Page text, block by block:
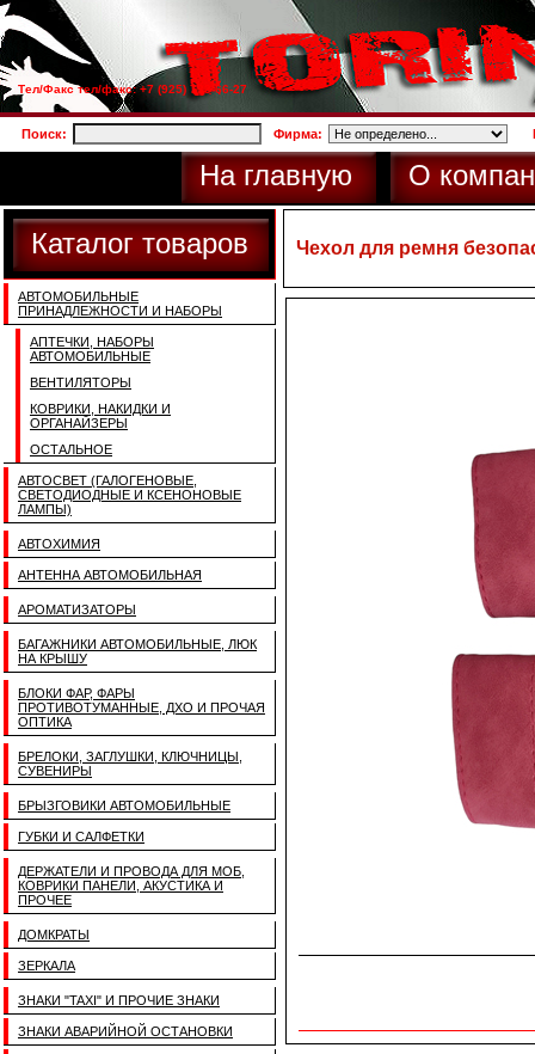
Тел/Факс тел/факс: +7 (925) 733-66-27
Поиск: Фирма:
На главную О
Каталог товаров
АВТОМОБИЛЬНЫЕ
ПРИНАДЛЕЖНОСТИ И НАБОРЫ
АПТЕЧКИ, НАБОРЫ
АВТОМОБИЛЬНЫЕ
ВЕНТИЛЯТОРЫ
КОВРИКИ, НАКИДКИ И
ОРГАНАЙЗЕРЫ
ОСТАЛЬНОЕ
АВТОСВЕТ (ГАЛОГЕНОВЫЕ,
СВЕТОДИОДНЫЕ И КСЕНОНОВЫЕ
ЛАМПЫ)
АВТОХИМИЯ
АНТЕННА АВТОМОБИЛЬНАЯ
АРОМАТИЗАТОРЫ
БАГАЖНИКИ АВТОМОБИЛЬНЫЕ, ЛЮК
НА КРЫШУ
БЛОКИ ФАР, ФАРЫ
ПРОТИВОТУМАННЫЕ, ДХО И ПРОЧАЯ
ОПТИКА
БРЕЛОКИ, ЗАГЛУШКИ, КЛЮЧНИЦЫ,
СУВЕНИРЫ
БРЫЗГОВИКИ АВТОМОБИЛЬНЫЕ
ГУБКИ И САЛФЕТКИ
ДЕРЖАТЕЛИ И ПРОВОДА ДЛЯ МОБ,
КОВРИКИ ПАНЕЛИ, АКУСТИКА И
ПРОЧЕЕ
ДОМКРАТЫ
ЗЕРКАЛА
ЗНАКИ "TAXI" И ПРОЧИЕ ЗНАКИ
ЗНАКИ АВАРИЙНОЙ ОСТАНОВКИ
Чехол для ремня